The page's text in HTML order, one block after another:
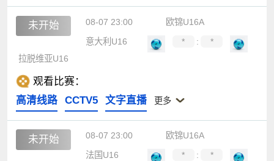
未开始 08-07 23:00
欧锦U16A
意大利U16
* :
*
拉脱维亚U16
观看比赛：
高清线路
CCTV5 文字直播 更多
未开始 08-07 23:00
欧锦U16A
法国U16
* :
*